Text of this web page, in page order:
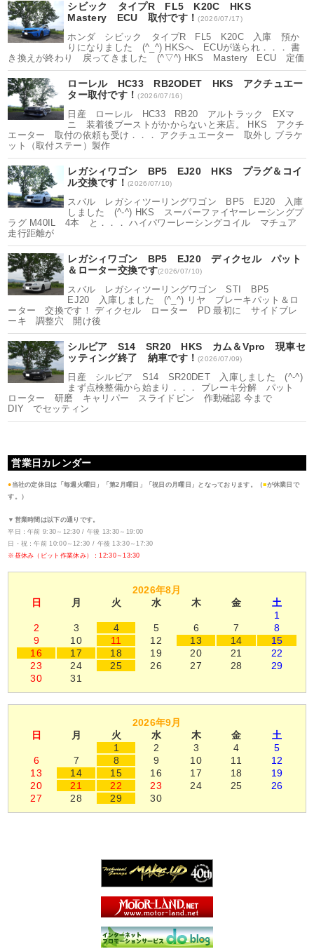
シビック タイプR FL5 K20C HKS
Mastery ECU 取付です！(2026/07/17)
ホンダ シビック タイプR FL5 K20C 入庫 預か
りになりました (^_^) HKSへ ECUが送られ．．． 書
き換えが終わり 戻ってきました (^▽^) HKS Mastery ECU 定価
ローレル HC33 RB2ODET HKS アクチュエー
ター取付です！(2026/07/16)
日産 ローレル HC33 RB20 アルトラック EXマ
ニ 装着後ブーストがかからないと来店。 HKS アクチ
エーター 取付の依頼も受け．．． アクチュエーター 取外し ブラケ
ット（取付ステー）製作
レガシィワゴン BP5 EJ20 HKS プラグ＆コイ
ル交換です！(2026/07/10)
スバル レガシィツーリングワゴン BP5 EJ20 入庫
しました (^-^) HKS スーパーファイヤーレーシングプ
ラグ M40IL 4本 と．．． ハイパワーレーシングコイル マチュア
走行距離が
レガシィワゴン BP5 EJ20 ディクセル パット
＆ローター交換です(2026/07/10)
スバル レガシィツーリングワゴン STI BP5
EJ20 入庫しました (^_^) リヤ ブレーキパット＆ロ
ーター 交換です！ ディクセル ローター PD 最初に サイドブレ
ーキ 調整穴 開け後
シルビア S14 SR20 HKS カム＆Vpro 現車セ
ッティング終了 納車です！(2026/07/09)
日産 シルビア S14 SR20DET 入庫しました (^-^)
まず点検整備から始まり．．． ブレーキ分解 パット
ローター 研磨 キャリパー スライドピン 作動確認 今まで
DIY でセッティン
営業日カレンダー
● 当社の定休日は「毎週火曜日」「第2月曜日」「祝日の月曜日」となっております。（■が休業日で
す。）
▼営業時間は以下の通りです。
平日：午前 9:30～12:30 / 午後 13:30～19:00
日・祝：午前 10:00～12:30 / 午後 13:30～17:30
※昼休み（ピット作業休み）：12:30～13:30
2026年8月
日
月 火 水 木 金
土
1
2
3 4 5 6 7
8
9
10 11 12 13 14
15
16
17 18 19 20 21
22
23
24 25 26 27 28
29
30
31
2026年9月
日
月 火 水 木 金
土
1
2 3 4
5
6
7 8 9 10 11
12
13
14 15 16 17 18
19
20
21 22 23 24 25
26
27
28 29 30